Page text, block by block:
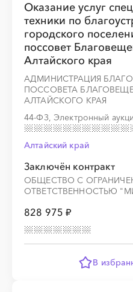
Оказание услуг
техники по
городского
поссовет
Алтайского края
АДМИНИСТРАЦИЯ
ПОССОВЕТА
АЛТАЙСКОГО КРАЯ
44-ФЗ, Электронный
Алтайский край
Заключён контракт
ОБЩЕСТВО С
ОТВЕТСТВЕННОСТЬЮ
828 975 ₽
В